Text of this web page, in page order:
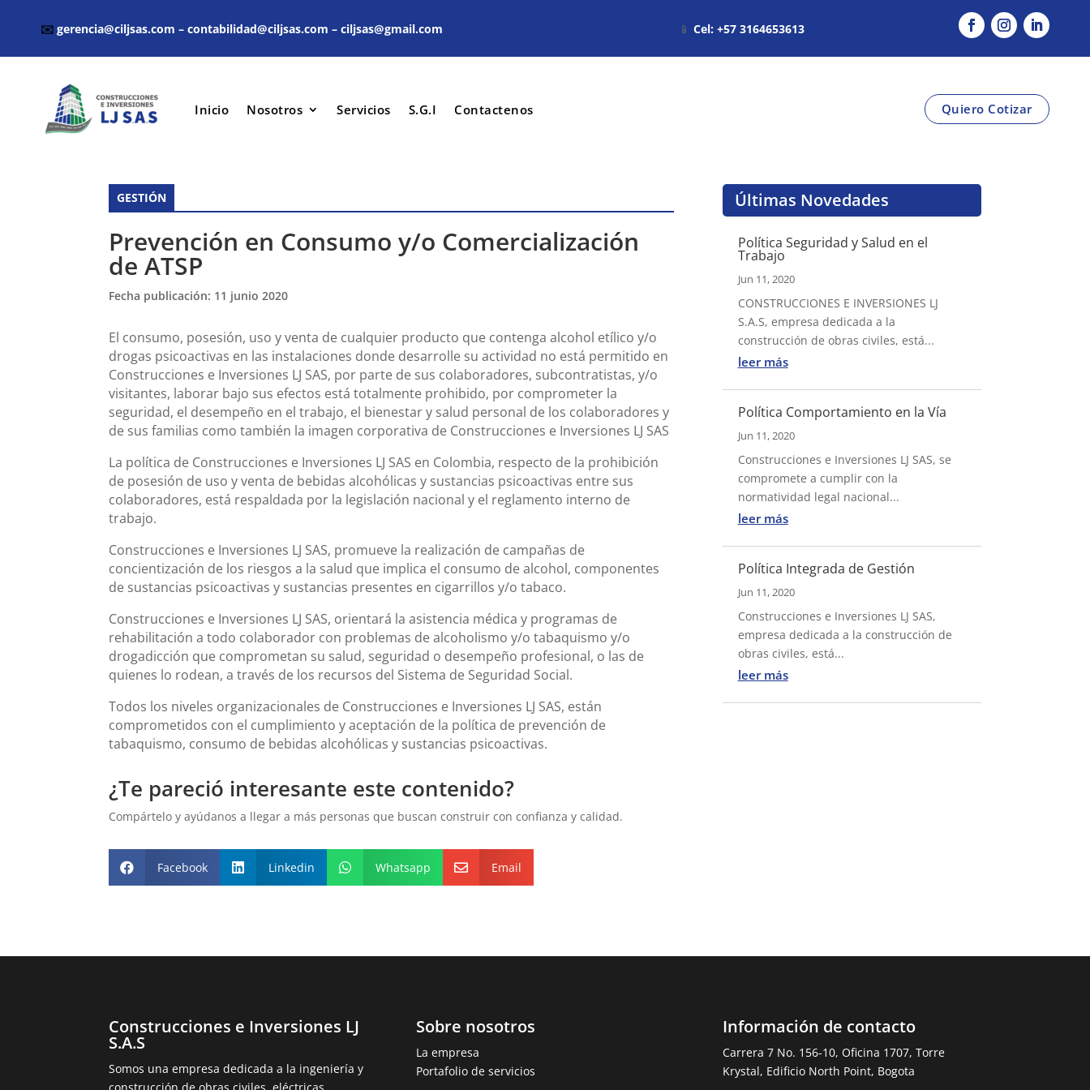
✉️ gerencia@ciljsas.com – contabilidad@ciljsas.com – ciljsas@gmail.com 📱Cel: +573164653613
Inicio Nosotros Servicios S.G.I Contactenos Quiero Cotizar
GESTIÓN
Prevención en Consumo y/o Comercialización
de ATSP
Fecha publicación: 11 junio 2020
El consumo, posesión, uso y venta de cualquier producto que contenga alcohol etílico y/o
drogas psicoactivas en las instalaciones donde desarrolle su actividad no está permitido en
Construcciones e Inversiones LJ SAS, por parte de sus colaboradores, subcontratistas, y/o
visitantes, laborar bajo sus efectos está totalmente prohibido, por comprometer la
seguridad, el desempeño en el trabajo, el bienestar y salud personal de los colaboradores y
de sus familias como también la imagen corporativa de Construcciones e Inversiones LJ SAS
La política de Construcciones e Inversiones LJ SAS en Colombia, respecto de la prohibición
de posesión de uso y venta de bebidas alcohólicas y sustancias psicoactivas entre sus
colaboradores, está respaldada por la legislación nacional y el reglamento interno de
trabajo.
Construcciones e Inversiones LJ SAS, promueve la realización de campañas de
concientización de los riesgos a la salud que implica el consumo de alcohol, componentes
de sustancias psicoactivas y sustancias presentes en cigarrillos y/o tabaco.
Construcciones e Inversiones LJ SAS, orientará la asistencia médica y programas de
rehabilitación a todo colaborador con problemas de alcoholismo y/o tabaquismo y/o
drogadicción que comprometan su salud, seguridad o desempeño profesional, o las de
quienes lo rodean, a través de los recursos del Sistema de Seguridad Social.
Todos los niveles organizacionales de Construcciones e Inversiones LJ SAS, están
comprometidos con el cumplimiento y aceptación de la política de prevención de
tabaquismo, consumo de bebidas alcohólicas y sustancias psicoactivas.
¿Te pareció interesante este contenido?
Compártelo y ayúdanos a llegar a más personas que buscan construir con confianza y calidad.
 Facebook  Linkedin  Whatsapp  Email
Últimas Novedades
Política Seguridad y Salud en el
Trabajo
Jun 11, 2020
CONSTRUCCIONES E INVERSIONES LJ
S.A.S, empresa dedicada a la
construcción de obras civiles, está...
leer más
Política Comportamiento en la Vía
Jun 11, 2020
Construcciones e Inversiones LJ SAS, se
compromete a cumplir con la
normatividad legal nacional...
leer más
Política Integrada de Gestión
Jun 11, 2020
Construcciones e Inversiones LJ SAS,
empresa dedicada a la construcción de
obras civiles, está...
leer más
Construcciones e Inversiones LJ
S.A.S
Somos una empresa dedicada a la ingeniería y
Sobre nosotros
La empresa
Portafolio de servicios
Información de contacto
Carrera 7 No. 156-10, Oficina 1707, Torre
Krystal, Edificio North Point, Bogota